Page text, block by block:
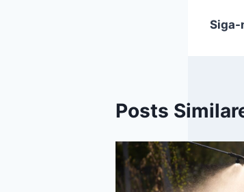
Siga-
Posts